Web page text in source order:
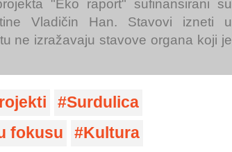
"Eko raport" sufinansirani su
Vladičin Han. Stavovi izneti u
ne izražavaju stavove organa koji je
Surdulica
fokusu Kultura